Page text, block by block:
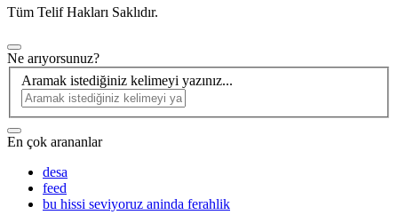
Tüm Telif Hakları Saklıdır.
Ne arıyorsunuz?
Aramak istediğiniz kelimeyi yazınız...
En çok arananlar
desa
feed
bu hissi seviyoruz aninda ferahlik